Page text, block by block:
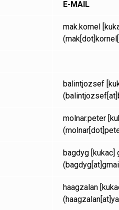
E-MAIL
mak.kornel
balintjozsef
molnar.peter
bagdyg [kukac]
haagzalan